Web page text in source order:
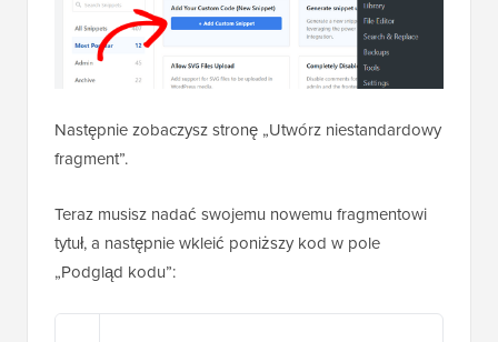
Następnie zobaczysz stronę „Utwórz niestandardowy
fragment”.
Teraz musisz nadać swojemu nowemu fragmentowi
tytuł, a następnie wkleić poniższy kod w pole
„Podgląd kodu”: